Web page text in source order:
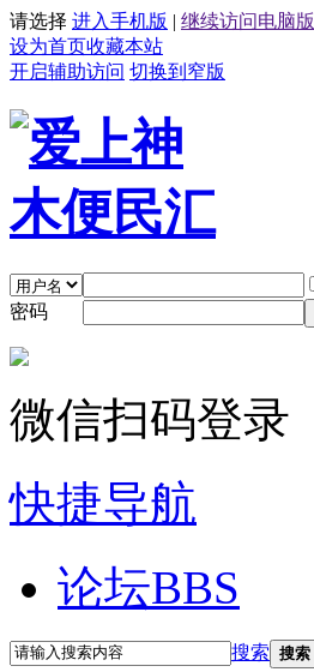
请选择 进入手机版 | 继续访问电脑版
设为首页收藏本站
开启辅助访问 切换到窄版
密码
微信扫码登录
快捷导航
论坛BBS
搜索 搜索